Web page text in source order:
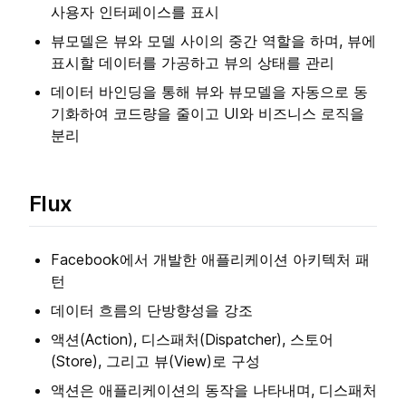
사용자 인터페이스를 표시
뷰모델은 뷰와 모델 사이의 중간 역할을 하며, 뷰에
표시할 데이터를 가공하고 뷰의 상태를 관리
데이터 바인딩을 통해 뷰와 뷰모델을 자동으로 동
기화하여 코드량을 줄이고 UI와 비즈니스 로직을
분리
Flux
Facebook에서 개발한 애플리케이션 아키텍처 패
턴
데이터 흐름의 단방향성을 강조
액션(Action), 디스패처(Dispatcher), 스토어
(Store), 그리고 뷰(View)로 구성
액션은 애플리케이션의 동작을 나타내며, 디스패처